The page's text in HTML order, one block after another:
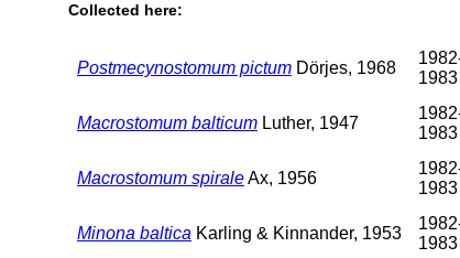
Collected here:
Postmecynostomum pictum Dörjes, 1968
1983
Macrostomum balticum Luther, 1947
1983
Macrostomum spiraleAx, 1956
1983
Minona baltica Karling & Kinnander, 1953
1983